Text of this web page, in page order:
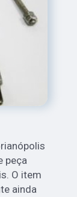
peça
O item
ainda